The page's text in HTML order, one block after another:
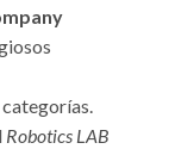
Robotics LAB